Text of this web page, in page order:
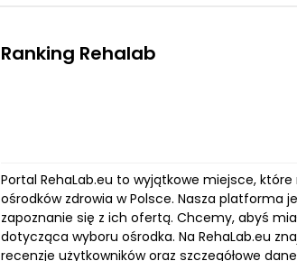
Ranking Rehalab
Portal RehaLab.eu to wyjątkowe miejsce,
ośrodków zdrowia w Polsce. Nasza platforma
zapoznanie się z ich ofertą. Chcemy, abyś
dotycząca wyboru ośrodka. Na RehaLab.eu
recenzje użytkowników oraz szczegółowe